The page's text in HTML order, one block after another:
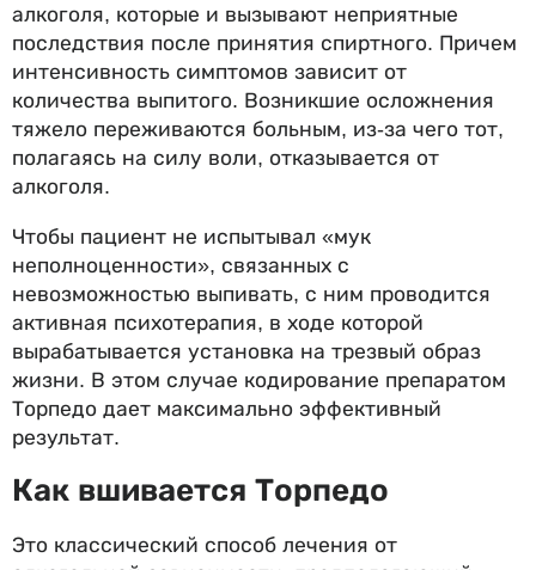
алкоголя, которые и вызывают неприятные
последствия после принятия спиртного. Причем
интенсивность симптомов зависит от
количества выпитого. Возникшие осложнения
тяжело переживаются больным, из-за чего тот,
полагаясь на силу воли, отказывается от
алкоголя.
Чтобы пациент не испытывал «мук
неполноценности», связанных с
невозможностью выпивать, с ним проводится
активная психотерапия, в ходе которой
вырабатывается установка на трезвый образ
жизни. В этом случае кодирование препаратом
Торпедо дает максимально эффективный
результат.
Как вшивается Торпедо
Это классический способ лечения от